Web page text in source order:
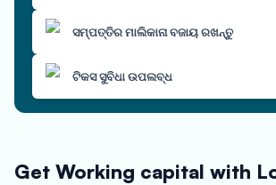
ସମ୍ପତ୍ତିର ମାଲିକାନା ବଜାୟ ରଖନ୍ତୁ
ଟିକସ ସୁବିଧା ଉପଲବ୍ଧ
Get Working capital with